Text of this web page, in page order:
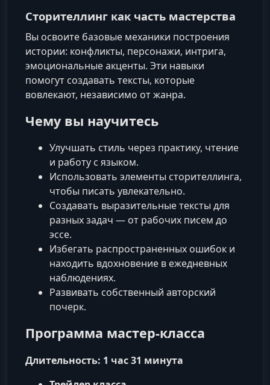
Сторителлинг как часть мастерства
Вы освоите базовые механики построения
истории: конфликты, персонажи, интрига,
эмоциональные акценты. Эти навыки
помогут создавать тексты, которые
вовлекают, независимо от жанра.
Чему вы научитесь
Улучшать стиль через практику, чтение
и работу с языком.
Использовать элементы сторителлинга,
чтобы писать увлекательно.
Создавать выразительные тексты для
разных задач — от рабочих писем до
эссе.
Избегать распространенных ошибок и
находить вдохновение в ежедневных
наблюдениях.
Развивать собственный авторский
почерк.
Программа мастер‑класса
Длительность: 1 час 31 минута